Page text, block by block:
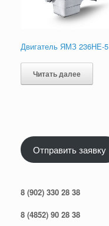
Двигатель ЯМЗ 236НЕ-5
Читать далее
Отправить заявку
8 (902) 330 28 38
8 (4852) 90 28 38